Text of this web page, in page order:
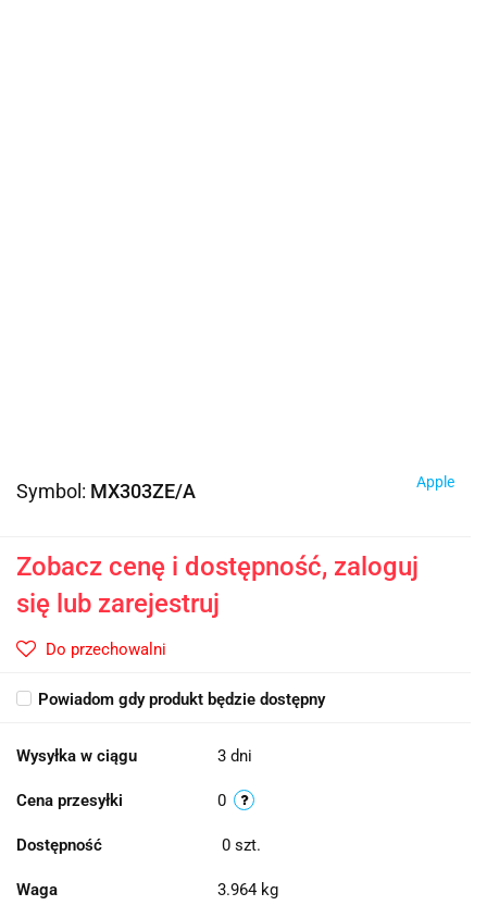
Symbol: MX303ZE/A Apple
Zobacz cenę i dostępność, zaloguj
się lub zarejestruj
Do przechowalni
Powiadom gdy produkt będzie dostępny
Wysyłka w ciągu 3 dni
Cena przesyłki 0
Dostępność 0 szt.
Waga 3.964 kg